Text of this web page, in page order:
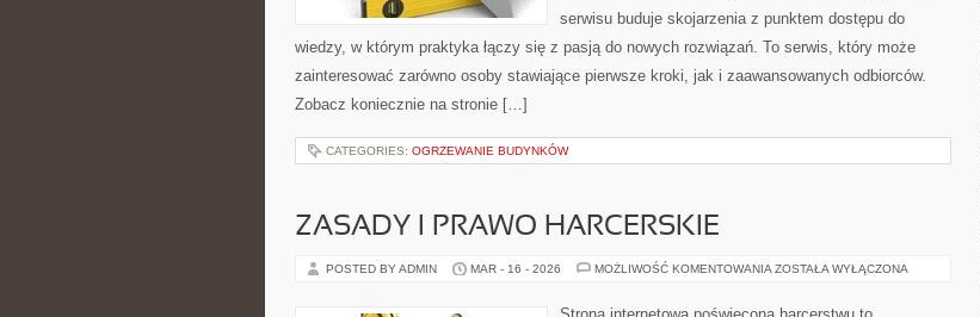
serwisu buduje skojarzenia z punktem dostępu do
wiedzy, w którym praktyka łączy się z pasją do nowych rozwiązań. To serwis, który może
zainteresować zarówno osoby stawiające pierwsze kroki, jak i zaawansowanych odbiorców.
Zobacz koniecznie na stronie […]
CATEGORIES: OGRZEWANIE BUDYNKÓW
ZASADY I PRAWO HARCERSKIE
POSTED BY ADMIN MAR - 16 - 2026 MOŻLIWOŚĆ KOMENTOWANIA ZASADY
HARCERSKIE
ZOSTAŁA WYŁĄCZONA